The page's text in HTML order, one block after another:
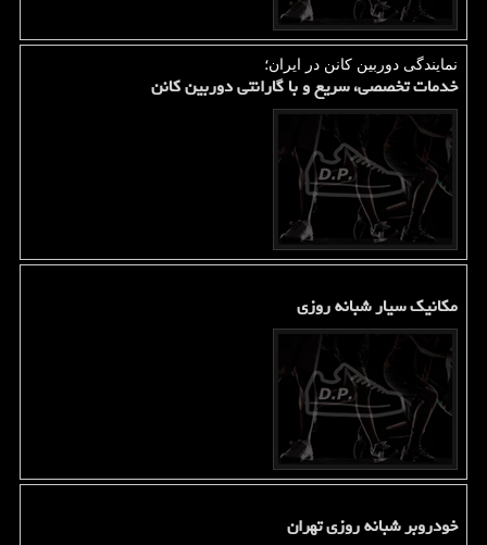
نمایندگی دوربین کانن در ایران؛
خدمات تخصصی، سریع و با گارانتی دوربین کانن
مکانیک سیار شبانه روزی
خودروبر شبانه روزی تهران